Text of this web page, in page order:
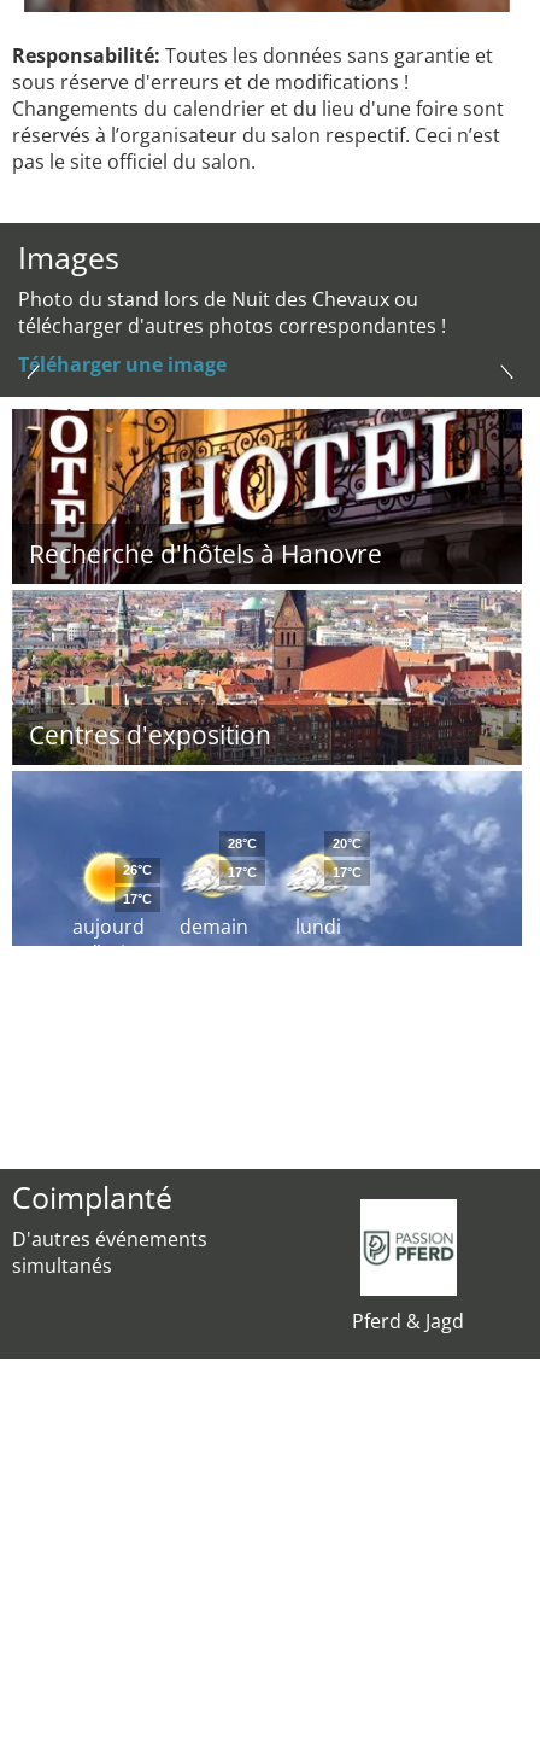
Responsabilité: Toutes les données sans garantie et
sous réserve d'erreurs et de modifications !
Changements du calendrier et du lieu d'une foire sont
réservés à l’organisateur du salon respectif. Ceci n’est
pas le site officiel du salon.
Images
Photo du stand lors de Nuit des Chevaux ou
télécharger d'autres photos correspondantes !
Téléharger une image
Recherche d'hôtels à Hanovre
Centres d'exposition
aujourd
´hui
26°C
17°C
demain
28°C
17°C
lundi
20°C
17°C
Coimplanté
D'autres événements
simultanés
Pferd & Jagd